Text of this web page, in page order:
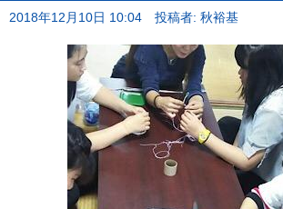
2018年12月10日 10:04 投稿者: 秋裕基